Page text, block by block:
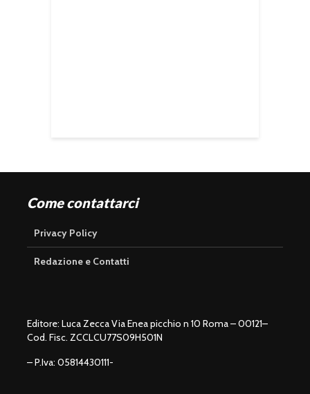
Come contattarci
Privacy Policy
Redazione e Contatti
Editore: Luca Zecca Via Enea picchio n 10 Roma – 00121–
Cod. Fisc. ZCCLCU77S09H501N
– P.Iva: 05814430111-